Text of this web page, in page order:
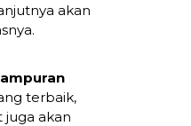
akan
terbaik,
akan